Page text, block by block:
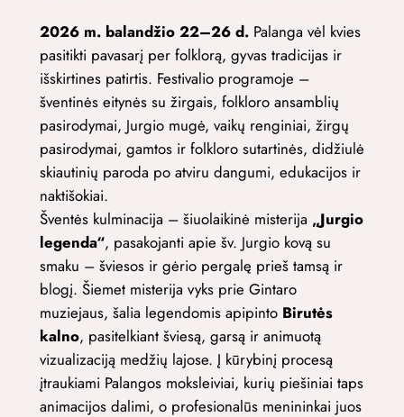
2026 m. balandžio 22–26 d.Palanga vėl kvies
pasitikti pavasarį per folklorą, gyvas tradicijas ir
išskirtines patirtis. Festivalio programoje –
šventinės eitynės su žirgais, folkloro ansamblių
pasirodymai, Jurgio mugė, vaikų renginiai, žirgų
pasirodymai, gamtos ir folkloro sutartinės, didžiulė
skiautinių paroda po atviru dangumi, edukacijos ir
naktišokiai.
Šventės kulminacija – šiuolaikinė misterija „Jurgio
legenda“, pasakojanti apie šv. Jurgio kovą su
smaku – šviesos ir gėrio pergalę prieš tamsą ir
blogį. Šiemet misterija vyks prie Gintaro
muziejaus, šalia legendomis apipinto Birutės
kalno, pasitelkiant šviesą, garsą ir animuotą
vizualizaciją medžių lajose. Į kūrybinį procesą
įtraukiami Palangos moksleiviai, kurių piešiniai taps
animacijos dalimi, o profesionalūs menininkai juos